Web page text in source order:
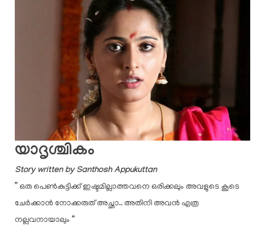
യാദൃശ്ചികം
Story written by Santhosh Appukuttan
” ഒരു പെൺകുട്ടിക്ക് ഇഷ്ടമില്ലാത്തവനെ ഒരിക്കലും അവളുടെ കൂടെ
ചേർക്കാൻ നോക്കരുത് അച്ഛാ.. അതിനി അവൻ എത്ര
നല്ലവനായാലും “